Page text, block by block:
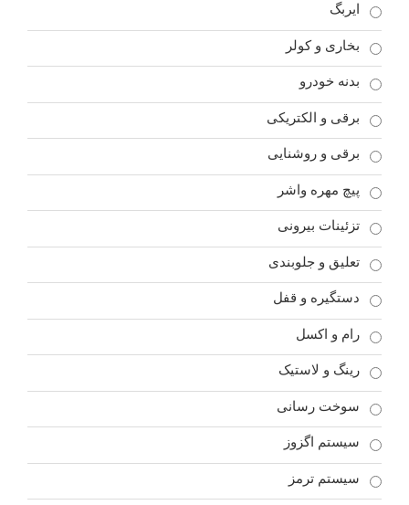
ایربگ
بخاری و کولر
بدنه خودرو
برقی و الکتریکی
برقی و روشنایی
پیچ مهره واشر
تزئینات بیرونی
تعلیق و جلوبندی
دستگیره و قفل
رام و اکسل
رینگ و لاستیک
سوخت رسانی
سیستم اگزوز
سیستم ترمز